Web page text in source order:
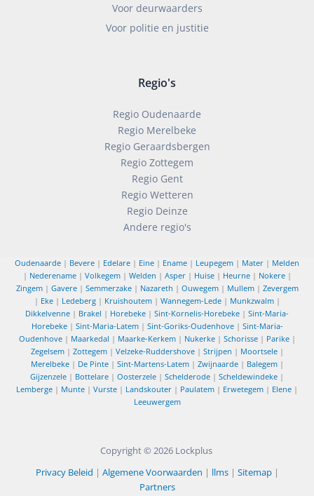
Voor deurwaarders
Voor politie en justitie
Regio's
Regio Oudenaarde
Regio Merelbeke
Regio Geraardsbergen
Regio Zottegem
Regio Gent
Regio Wetteren
Regio Deinze
Andere regio's
Oudenaarde | Bevere | Edelare | Eine | Ename | Leupegem | Mater | Melden
| Nederename| Volkegem| Welden | Asper| Huise| Heurne| Nokere|
Zingem| Gavere| Semmerzake| Nazareth | Ouwegem| Mullem| Zevergem
| Eke| Ledeberg| Kruishoutem| Wannegem-Lede| Munkzwalm|
Dikkelvenne | Brakel | Horebeke | Sint-Kornelis-Horebeke | Sint-Maria-
Horebeke| Sint-Maria-Latem| Sint-Goriks-Oudenhove| Sint-Maria-
Oudenhove| Maarkedal | Maarke-Kerkem| Nukerke| Schorisse| Parike|
Zegelsem| Zottegem| Velzeke-Ruddershove| Strijpen | Moortsele|
Merelbeke| De Pinte| Sint-Martens-Latem| Zwijnaarde| Balegem|
Gijzenzele | Bottelare | Oosterzele | Schelderode | Scheldewindeke |
Lemberge | Munte | Vurste | Landskouter | Paulatem | Erwetegem | Elene |
Leeuwergem
Copyright © 2026 Lockplus
Privacy Beleid | Algemene Voorwaarden | llms| Sitemap|
Partners